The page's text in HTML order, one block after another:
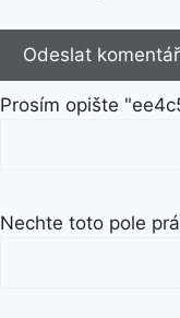
Prosím opište
Nechte toto pole